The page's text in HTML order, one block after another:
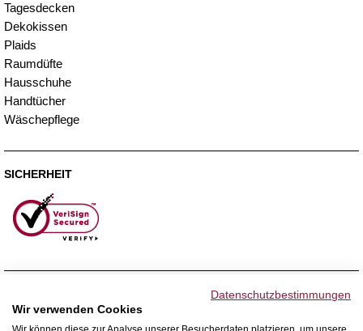
Tagesdecken
Dekokissen
Plaids
Raumdüfte
Hausschuhe
Handtücher
Wäschepflege
SICHERHEIT
Datenschutzbestimmungen
Wir verwenden Cookies